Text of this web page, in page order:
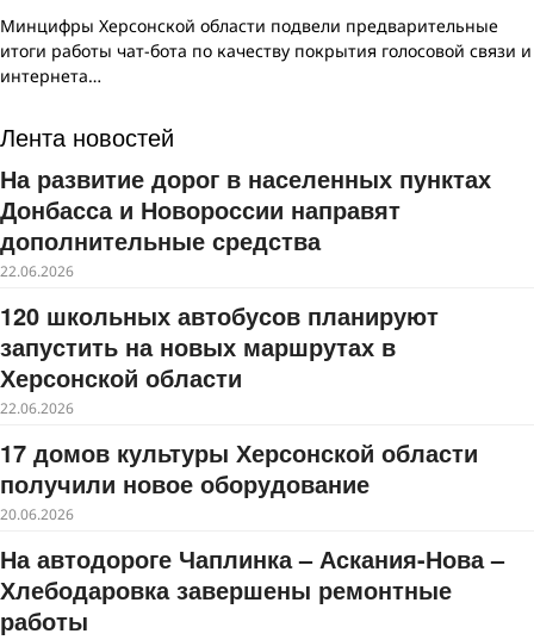
Минцифры Херсонской области подвели предварительные
итоги работы чат-бота по качеству покрытия голосовой связи и
интернета…
Лента новостей
На развитие дорог в населенных пунктах
Донбасса и Новороссии направят
дополнительные средства
22.06.2026
120 школьных автобусов планируют
запустить на новых маршрутах в
Херсонской области
22.06.2026
17 домов культуры Херсонской области
получили новое оборудование
20.06.2026
На автодороге Чаплинка – Аскания-Нова –
Хлебодаровка завершены ремонтные
работы